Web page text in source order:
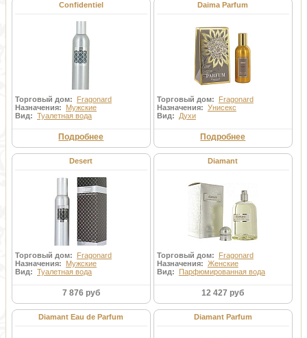
Confidentiel
Торговый дом: Fragonard
Назначения: Мужские
Вид: Туалетная вода
Подробнее
Daima Parfum
Торговый дом: Fragonard
Назначения: Унисекс
Вид: Духи
Подробнее
Desert
Торговый дом: Fragonard
Назначения: Мужские
Вид: Туалетная вода
7 876 руб
Diamant
Торговый дом: Fragonard
Назначения: Женские
Вид: Парфюмированная вода
12 427 руб
Diamant Eau de Parfum Diamant Parfum